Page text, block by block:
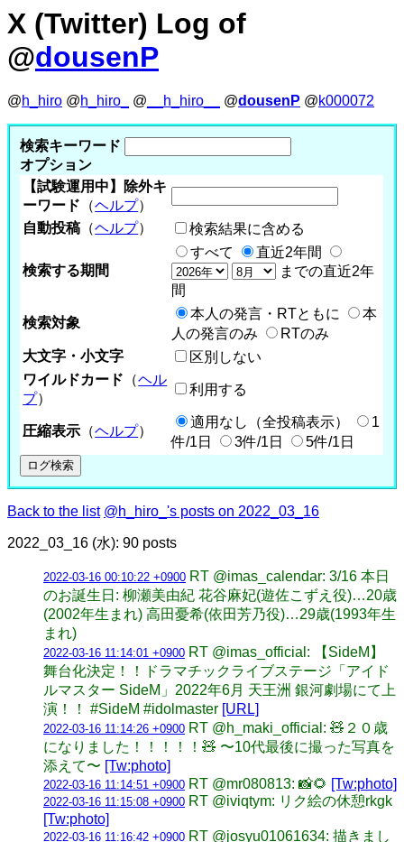
X (Twitter) Log of
@dousenP
@h_hiro @h_hiro_ @ __h_hiro__ @dousenP @k000072
検索キーワード
オプション
【試験運用中】除外キ
ーワード （ヘルプ）
自動投稿 （ヘルプ） 検索結果に含める
検索する期間
すべて
直近2年間
までの直近2年
間
検索対象
本人の発言・RTともに
本
人の発言のみ
RTのみ
大文字・小文字
区別しない
ワイルドカード （ヘル
プ）
利用する
圧縮表示 （ヘルプ）
適用なし（全投稿表示）
1
件/1日
3件/1日 5件/1日
Back to the list @h_hiro_'s posts on 2022_03_16
2022_03_16 (水): 90 posts
2022-03-16 00:10:22 +0900 RT @imas_calendar: 3/16 本日
のお誕生日: 柳瀬美由紀 花谷麻妃(遊佐こずえ役)…20歳
(2002年生まれ) 高田憂希(依田芳乃役)…29歳(1993年生
まれ)
2022-03-16 11:14:01 +0900 RT @imas_official: 【SideM】
舞台化決定！！ドラマチックライブステージ「アイド
ルマスター SideM」2022年6月 天王洲 銀河劇場にて上
演！！ #SideM #idolmaster [URL]
2022-03-16 11:14:26 +0900 RT @h_maki_official: 🧸２０歳
になりました！！！！！🧸 〜10代最後に撮った写真を
添えて〜 [Tw:photo]
2022-03-16 11:14:51 +0900 RT @mr080813: 📸🌻 [Tw:photo]
2022-03-16 11:15:08 +0900 RT @iviqtym: リク絵の休憩rkgk
[Tw:photo]
2022-03-16 11:16:42 +0900 RT @josyu01061634: 描きまし